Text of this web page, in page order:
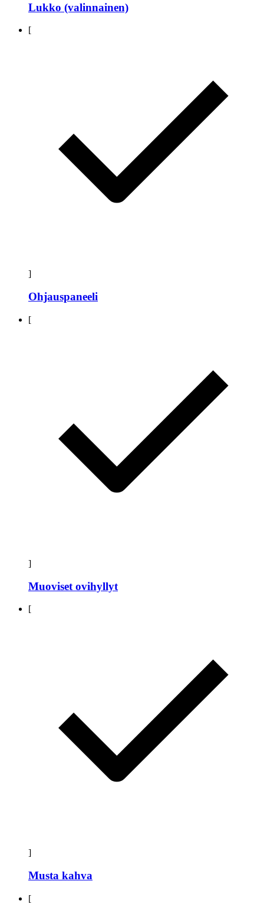
Lukko (valinnainen)
[
]
Ohjauspaneeli
[
]
Muoviset ovihyllyt
[
]
Musta kahva
[